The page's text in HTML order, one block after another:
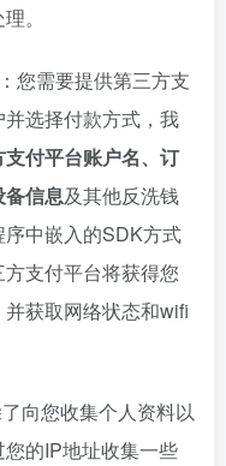
。
您需要提供第三方支
并选择付款方式，我
支付平台账户名、订
备信息及其他反洗钱
中嵌入的SDK方式
支付平台将获得您
获取网络状态和wifi
了向您收集个人资料以
的IP地址收集一些